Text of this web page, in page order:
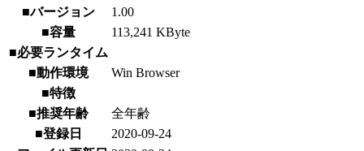
■バージョン
1.00
■容量
113,241 KByte
■必要ランタイム
■動作環境
Win Browser
■特徴
■推奨年齢
全年齢
■登録日
2020-09-24